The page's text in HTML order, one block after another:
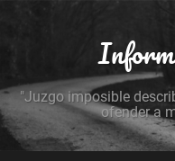
"Juzgo imposible
ofender a